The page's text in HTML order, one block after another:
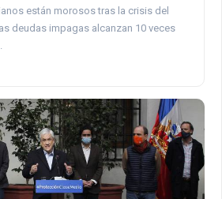
están morosos tras la crisis del
deudas impagas alcanzan 10 veces